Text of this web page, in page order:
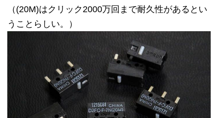
（(20M)はクリック2000万回まで耐久性があるとい
うことらしい。）